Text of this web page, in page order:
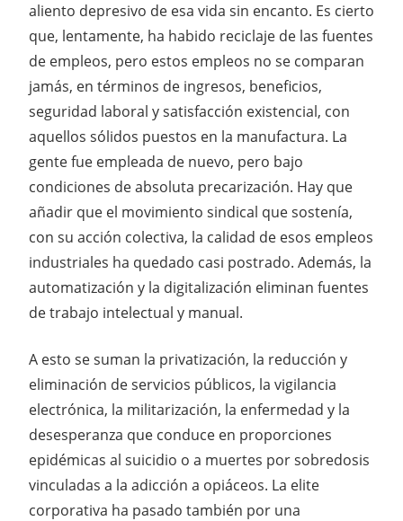
aliento depresivo de esa vida sin encanto. Es cierto
que, lentamente, ha habido reciclaje de las fuentes
de empleos, pero estos empleos no se comparan
jamás, en términos de ingresos, beneficios,
seguridad laboral y satisfacción existencial, con
aquellos sólidos puestos en la manufactura. La
gente fue empleada de nuevo, pero bajo
condiciones de absoluta precarización. Hay que
añadir que el movimiento sindical que sostenía,
con su acción colectiva, la calidad de esos empleos
industriales ha quedado casi postrado. Además, la
automatización y la digitalización eliminan fuentes
de trabajo intelectual y manual.
A esto se suman la privatización, la reducción y
eliminación de servicios públicos, la vigilancia
electrónica, la militarización, la enfermedad y la
desesperanza que conduce en proporciones
epidémicas al suicidio o a muertes por sobredosis
vinculadas a la adicción a opiáceos. La elite
corporativa ha pasado también por una